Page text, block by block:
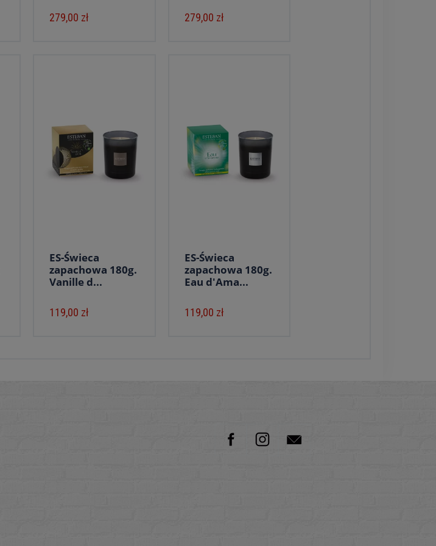
279,00 zł 279,00 zł
ES-Świeca
zapachowa 180g.
Vanille d...
119,00 zł
ES-Świeca
zapachowa 180g.
Eau d'Ama...
119,00 zł